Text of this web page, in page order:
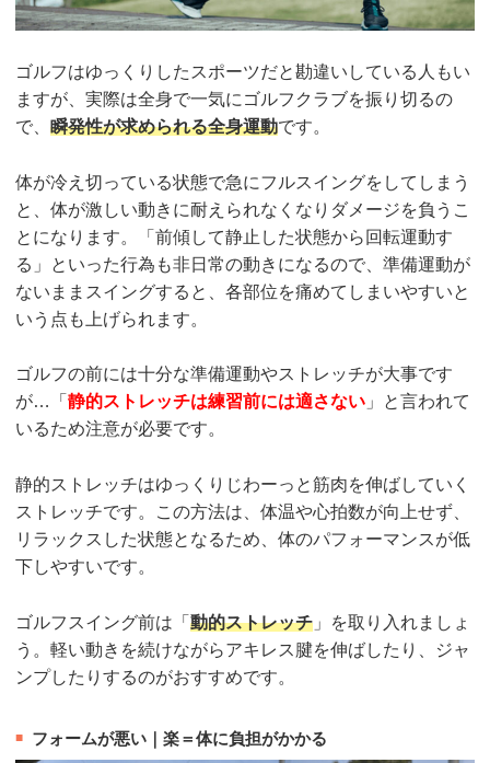
ゴルフはゆっくりしたスポーツだと勘違いしている人もい
ますが、実際は全身で一気にゴルフクラブを振り切るの
で、 瞬発性が求められる全身運動です。
体が冷え切っている状態で急にフルスイングをしてしまう
と、体が激しい動きに耐えられなくなりダメージを負うこ
とになります。「前傾して静止した状態から回転運動す
る」といった行為も非日常の動きになるので、準備運動が
ないままスイングすると、各部位を痛めてしまいやすいと
いう点も上げられます。
ゴルフの前には十分な準備運動やストレッチが大事です
が…「 静的ストレッチは練習前には適さない 」と言われて
いるため注意が必要です。
静的ストレッチはゆっくりじわーっと筋肉を伸ばしていく
ストレッチです。この方法は、体温や心拍数が向上せず、
リラックスした状態となるため、体のパフォーマンスが低
下しやすいです。
ゴルフスイング前は「 動的ストレッチ 」を取り入れましょ
う。軽い動きを続けながらアキレス腱を伸ばしたり、ジャ
ンプしたりするのがおすすめです。
フォームが悪い｜楽＝体に負担がかかる